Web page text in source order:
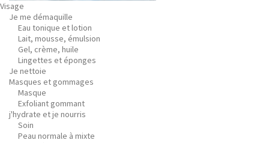
Visage
Je me démaquille
Eau tonique et lotion
Lait, mousse, émulsion
Gel, crème, huile
Lingettes et éponges
Je nettoie
Masques et gommages
Masque
Exfoliant gommant
j'hydrate et je nourris
Soin
Peau normale à mixte